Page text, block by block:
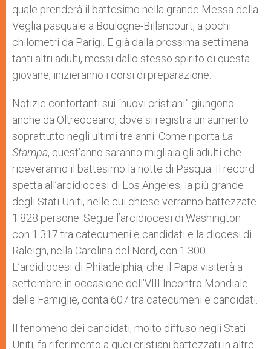
quale prenderà il battesimo nella grande Messa della
Veglia pasquale a Boulogne-Billancourt, a pochi
chilometri da Parigi. E già dalla prossima settimana
tanti altri adulti, mossi dallo stesso spirito di questa
giovane, inizieranno i corsi di preparazione.
Notizie confortanti sui “nuovi cristiani” giungono
anche da Oltreoceano, dove si registra un aumento
soprattutto negli ultimi tre anni. Come riporta La
Stampa, quest’anno saranno migliaia gli adulti che
riceveranno il battesimo la notte di Pasqua. Il record
spetta all’arcidiocesi di Los Angeles, la più grande
degli Stati Uniti, nelle cui chiese verranno battezzate
1.828 persone. Segue l’arcidiocesi di Washington
con 1.317 tra catecumeni e candidati e la diocesi di
Raleigh, nella Carolina del Nord, con 1.300.
L’arcidiocesi di Philadelphia, che il Papa visiterà a
settembre in occasione dell’VIII Incontro Mondiale
delle Famiglie, conta 607 tra catecumeni e candidati.
Il fenomeno dei candidati, molto diffuso negli Stati
Uniti, fa riferimento a quei cristiani battezzati in altre